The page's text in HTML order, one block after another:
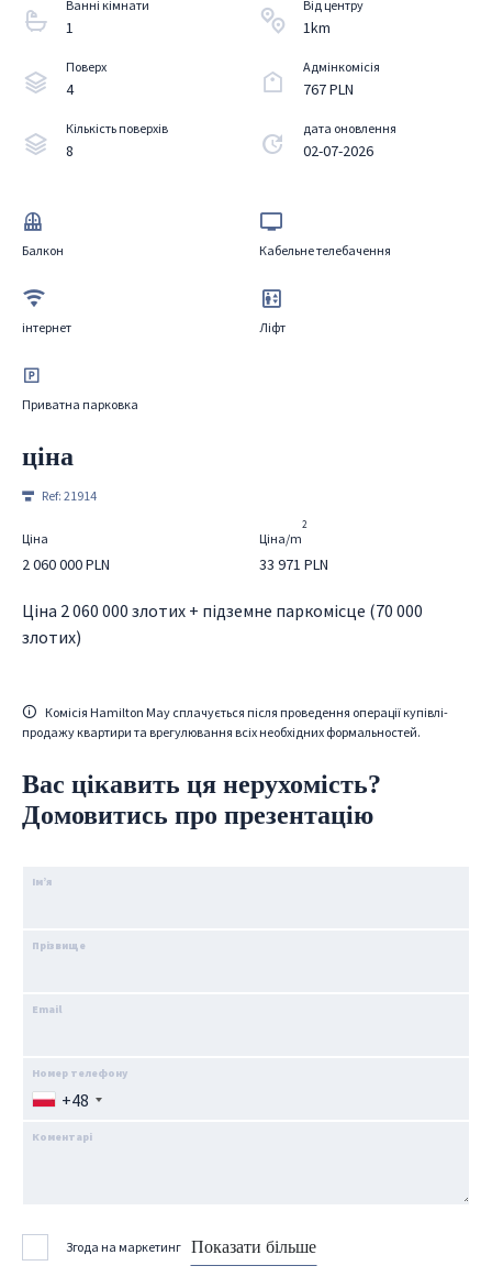
Ванні кімнати
1
Від центру
1km
Поверх
4
Aдмінкомісія
767 PLN
Кількість поверхів
8
дата оновлення
02-07-2026
Балкон Кабельне телебачення
інтернет Ліфт
Приватна парковка
ціна
Ref: 21914
Ціна
2 060 000 PLN
Ціна/m
2
33 971 PLN
Ціна 2 060 000 злотих + підземне паркомісце (70 000
злотих)
Комісія Hamilton May сплачується після проведення операції купівлі-
продажу квартири та врегулювання всіх необхідних формальностей.
Вас цікавить ця нерухомість?
Домовитись про презентацію
Ім’я
Прізвище
Email
Номер телефону
+48
Коментарі
Згода на маркетинг Показати більше